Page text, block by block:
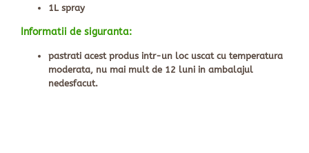
1L spray
Informatii de siguranta:
pastrati acest produs intr-un loc uscat cu temperatura
moderata, nu mai mult de 12 luni in ambalajul
nedesfacut.